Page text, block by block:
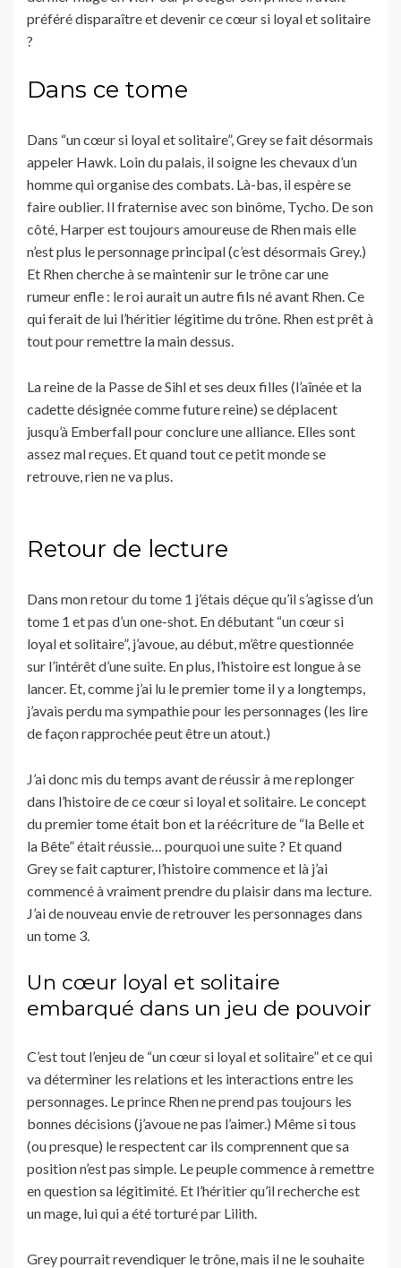
préféré disparaître et devenir ce cœur si loyal et solitaire
?
Dans ce tome
Dans “un cœur si loyal et solitaire”, Grey se fait désormais
appeler Hawk. Loin du palais, il soigne les chevaux d’un
homme qui organise des combats. Là-bas, il espère se
faire oublier. Il fraternise avec son binôme, Tycho. De son
côté, Harper est toujours amoureuse de Rhen mais elle
n’est plus le personnage principal (c’est désormais Grey.)
Et Rhen cherche à se maintenir sur le trône car une
rumeur enfle : le roi aurait un autre fils né avant Rhen. Ce
qui ferait de lui l’héritier légitime du trône. Rhen est prêt à
tout pour remettre la main dessus.
La reine de la Passe de Sihl et ses deux filles (l’aînée et la
cadette désignée comme future reine) se déplacent
jusqu’à Emberfall pour conclure une alliance. Elles sont
assez mal reçues. Et quand tout ce petit monde se
retrouve, rien ne va plus.
Retour de lecture
Dans mon retour du tome 1 j’étais déçue qu’il s’agisse d’un
tome 1 et pas d’un one-shot. En débutant “un cœur si
loyal et solitaire”, j’avoue, au début, m’être questionnée
sur l’intérêt d’une suite. En plus, l’histoire est longue à se
lancer. Et, comme j’ai lu le premier tome il y a longtemps,
j’avais perdu ma sympathie pour les personnages (les lire
de façon rapprochée peut être un atout.)
J’ai donc mis du temps avant de réussir à me replonger
dans l’histoire de ce cœur si loyal et solitaire. Le concept
du premier tome était bon et la réécriture de “la Belle et
la Bête” était réussie… pourquoi une suite ? Et quand
Grey se fait capturer, l’histoire commence et là j’ai
commencé à vraiment prendre du plaisir dans ma lecture.
J’ai de nouveau envie de retrouver les personnages dans
un tome 3.
Un cœur loyal et solitaire
embarqué dans un jeu de pouvoir
C’est tout l’enjeu de “un cœur si loyal et solitaire” et ce qui
va déterminer les relations et les interactions entre les
personnages. Le prince Rhen ne prend pas toujours les
bonnes décisions (j’avoue ne pas l’aimer.) Même si tous
(ou presque) le respectent car ils comprennent que sa
position n’est pas simple. Le peuple commence à remettre
en question sa légitimité. Et l’héritier qu’il recherche est
un mage, lui qui a été torturé par Lilith.
Grey pourrait revendiquer le trône, mais il ne le souhaite